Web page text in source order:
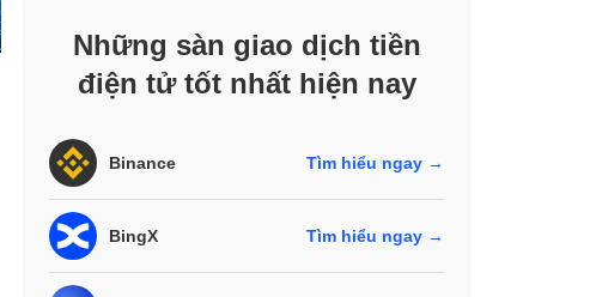
Những sàn giao dịch tiền
điện tử tốt nhất hiện nay
Binance Tìm hiểu ngay →
BingX Tìm hiểu ngay →